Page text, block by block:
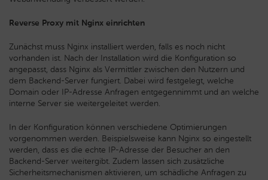
Reverse Proxy mit Nginx einrichten
Zunächst muss Nginx installiert werden, falls es noch nicht
vorhanden ist. Nach der Installation wird die Konfiguration so
angepasst, dass Nginx als Vermittler zwischen den Nutzern und
dem Backend-Server fungiert. Dabei wird festgelegt, welche
Domain oder IP-Adresse Anfragen entgegennimmt und an welche
interne Server sie weitergeleitet werden.
In der Konfiguration können verschiedene Optimierungen
vorgenommen werden. Beispielsweise kann Nginx so eingestellt
werden, dass es die echte IP-Adresse der Besucher an den
Backend-Server weitergibt. Zudem lassen sich zusätzliche
Sicherheitsmechanismen aktivieren, um schädliche Anfragen zu